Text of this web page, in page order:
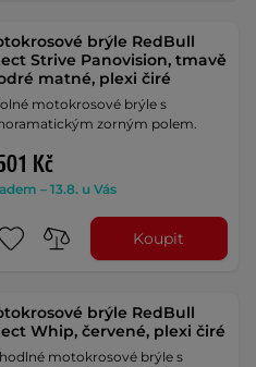
brýle RedBull
Strive Panovision, tmavě
matné, plexi čiré
motokrosové brýle s
zorným polem.
Kč
– 13.8. u Vás
Koupit
brýle RedBull
Whip, červené, plexi čiré
motokrosové brýle s